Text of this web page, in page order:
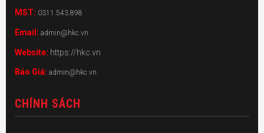
MST: 0311.543.898
Email: admin@hkc.vn
Website: https://hkc.vn
Báo Giá: admin@hkc.vn
CHÍNH SÁCH